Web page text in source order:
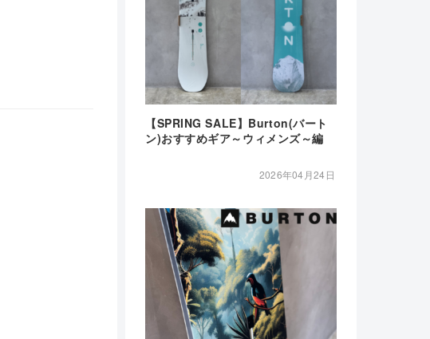
【SPRING SALE】Burton(バート
ン)おすすめギア～ウィメンズ～編
2026年04月24日